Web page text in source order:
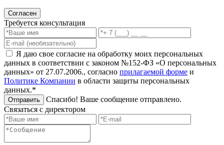
Согласен
Требуется консультация
Я даю свое согласие на обработку моих персональных
данных в соответствии с законом №152-ФЗ «О персональных
данных» от 27.07.2006., согласно прилагаемой форме и
Политике Компании в области защиты персональных
данных.*
Отправить
Спасибо! Ваше сообщение отправлено.
Связаться с директором